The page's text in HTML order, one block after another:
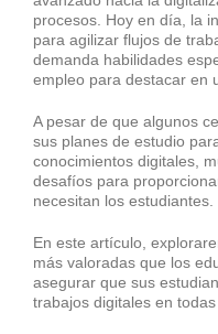
procesos. Hoy en día, la
para agilizar flujos de
demanda habilidades
empleo para destacar en
A pesar de que algunos
sus planes de estudio
conocimientos digitales,
desafíos para
necesitan los estudiantes.
En este artículo,
más valoradas que los
asegurar que sus
trabajos digitales en todas